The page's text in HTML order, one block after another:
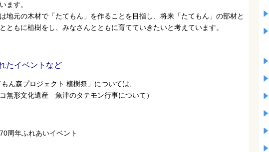
ます。
地元の木材で「たてもん」を作ることを目指し、将来「たてもん」の部材と
ともに植樹をし、みなさんとともに育てていきたいと考えています。
たイベントなど
森プロジェクト 植樹祭」については、
コ無形文化遺産 魚津のタテモン行事について）
周年ふれあいイベント